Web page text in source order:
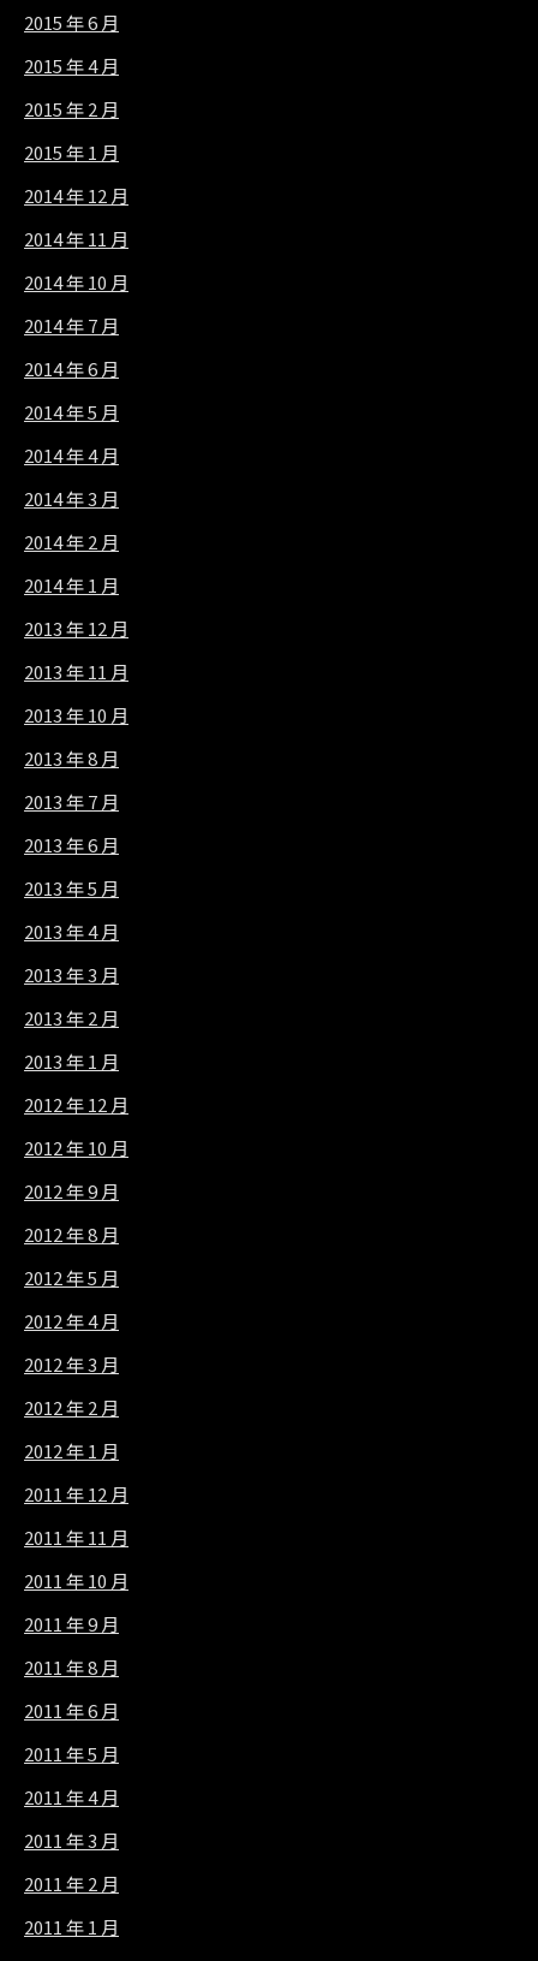
2015 年 6 月
2015 年 4 月
2015 年 2 月
2015 年 1 月
2014 年 12 月
2014 年 11 月
2014 年 10 月
2014 年 7 月
2014 年 6 月
2014 年 5 月
2014 年 4 月
2014 年 3 月
2014 年 2 月
2014 年 1 月
2013 年 12 月
2013 年 11 月
2013 年 10 月
2013 年 8 月
2013 年 7 月
2013 年 6 月
2013 年 5 月
2013 年 4 月
2013 年 3 月
2013 年 2 月
2013 年 1 月
2012 年 12 月
2012 年 10 月
2012 年 9 月
2012 年 8 月
2012 年 5 月
2012 年 4 月
2012 年 3 月
2012 年 2 月
2012 年 1 月
2011 年 12 月
2011 年 11 月
2011 年 10 月
2011 年 9 月
2011 年 8 月
2011 年 6 月
2011 年 5 月
2011 年 4 月
2011 年 3 月
2011 年 2 月
2011 年 1 月